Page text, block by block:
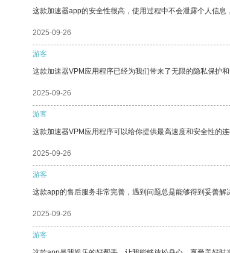
这款加速器app的安全性很高，使用过程中不会泄露个人信
2025-09-26
游客
这款加速器VPM应用程序已经为我们带来了无限的隐私保护和
2025-09-26
游客
这款加速器VPM应用程序可以给你提供最高速度和安全性的
2025-09-26
游客
这款app的售后服务非常完善，遇到问题总是能够得到妥善解
2025-09-26
游客